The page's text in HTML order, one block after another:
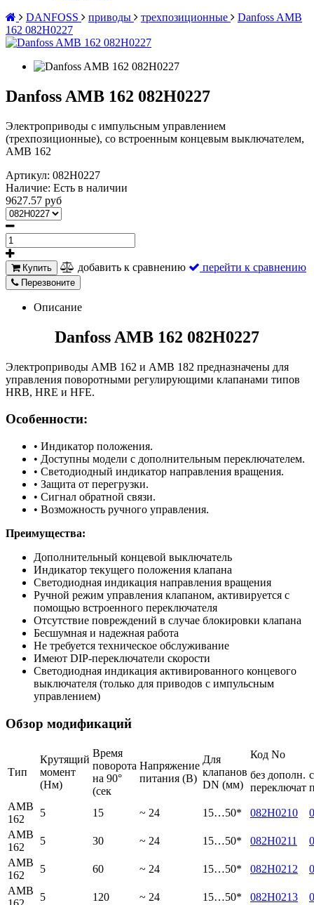
DANFOSS
приводы трехпозиционные
Danfoss AMB
162 082H0227
Danfoss AMB 162 082H0227
Электроприводы с импульсным управлением
(трехпозиционные), со встроенным концевым выключателем,
AMB 162
Артикул: 082H0227
Наличие: Есть в наличии
9627.57 руб
Купить добавить к сравнению перейти к сравнению
Перезвоните
Описание
Danfoss AMB 162 082H0227
Электроприводы AMB 162 и AMB 182 предназначены для
управления поворотными регулирующими клапанами типов
HRB, HRE и HFE.
Особенности:
• Индикатор положения.
• Доступны модели с дополнительным переключателем.
• Светодиодный индикатор направления вращения.
• Защита от перегрузки.
• Сигнал обратной связи.
• Возможность ручного управления.
Преимущества:
Дополнительный концевой выключатель
Индикатор текущего положения клапана
Светодиодная индикация направления вращения
Ручной режим управления клапаном, активируется с
помощью встроенного переключателя
Отсутствие повреждений в случае блокировки клапана
Бесшумная и надежная работа
Не требуется техническое обслуживание
Имеют DIP-переключатели скорости
Светодиодная индикация активированного концевого
выключателя (только для приводов с импульсным
управлением)
Обзор модификаций
Тип
Крутящий
момент
(Нм)
Время
поворота
на 90°
(сек
Напряжение
питания (В)
Для
клапанов
DN (мм)
Код No
без дополн.
переключат
AMB
162
5 15 ~ 24 15…50* 082H0210
AMB
162
5 30 ~ 24 15…50* 082H0211
AMB
162
5 60 ~ 24 15…50* 082H0212
AMB
5 120 ~ 24 15…50* 082H0213